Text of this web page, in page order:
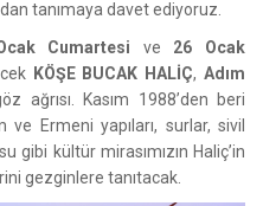
tanımaya davet ediyoruz.
Cumartesi ve 26 Ocak
KÖŞE BUCAK HALİÇ,Adım
ağrısı. Kasım 1988’den beri
Ermeni yapıları, surlar, sivil
gibi kültür mirasımızın Haliç’in
gezginlere tanıtacak.